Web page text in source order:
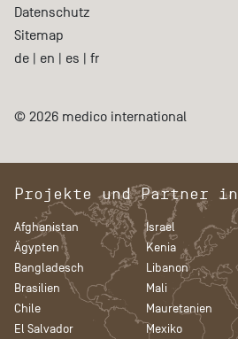
Datenschutz
Sitemap
de | en | es | fr
© 2026 medico international
Projekte und Partner in
Afghanistan
Ägypten
Bangladesch
Brasilien
Chile
El Salvador
Israel
Kenia
Libanon
Mali
Mauretanien
Mexiko